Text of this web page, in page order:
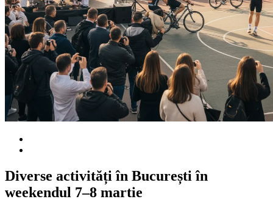
Diverse activități în București în
weekendul 7–8 martie